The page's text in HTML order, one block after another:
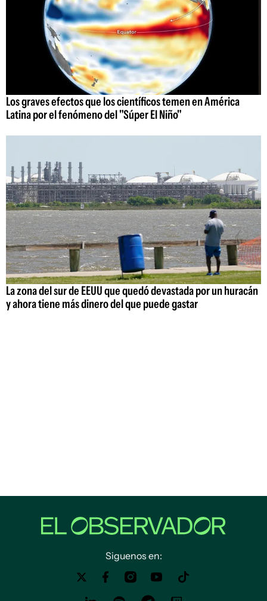
Los graves efectos que los científicos temen en América
Latina por el fenómeno del "Súper El Niño"
La zona del sur de EEUU que quedó devastada por un huracán
y ahora tiene más dinero del que puede gastar
Siguenos en: